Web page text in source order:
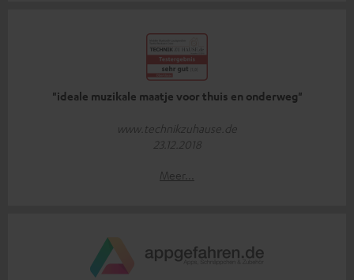
"ideale muzikale maatje voor thuis en onderweg"
www.technikzuhause.de
23.12.2018
Meer...